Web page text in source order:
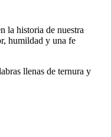
la historia de nuestra
humildad y una fe
llenas de ternura y